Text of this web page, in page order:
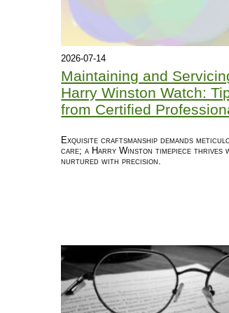
2026-07-14
Maintaining and
Harry Winston Watch:
from Certified
Exquisite craftsmanship demands
care; a Harry Winston timepiece thrives
nurtured with precision.